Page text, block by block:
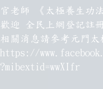
官老師 《太極養生功
歡迎 全民上網登記註
相關消息請參考元門太
https://
?mibextid=wwXIfr